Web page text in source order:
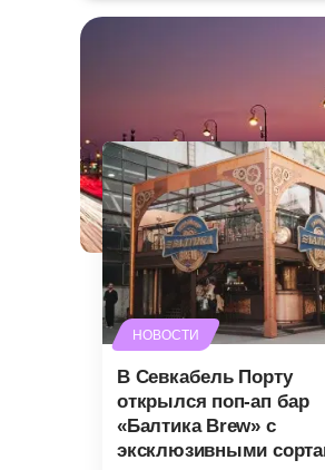
НОВОСТИ
В Севкабель Порту
открылся поп-ап бар
«Балтика Brew» с
эксклюзивными